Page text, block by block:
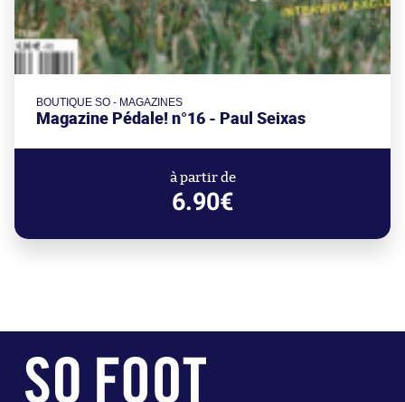
BOUTIQUE SO - MAGAZINES
Magazine Pédale! n°16 - Paul Seixas
à partir de
6.90€